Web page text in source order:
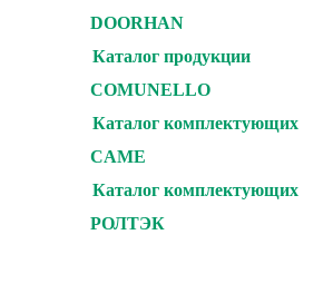
DOORHAN
Каталог продукции
COMUNELLO
Каталог комплектующих
CAME
Каталог комплектующих
РОЛТЭК